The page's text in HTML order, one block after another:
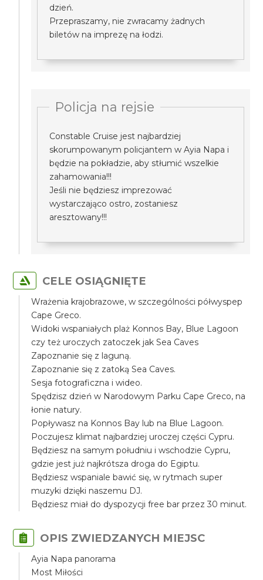
dzień.
Przepraszamy, nie zwracamy żadnych
biletów na imprezę na łodzi.
Policja na rejsie
Constable Cruise jest najbardziej
skorumpowanym policjantem w Ayia Napa i
będzie na pokładzie, aby stłumić wszelkie
zahamowania!!!
Jeśli nie będziesz imprezować
wystarczająco ostro, zostaniesz
aresztowany!!!
CELE OSIĄGNIĘTE
Wrażenia krajobrazowe, w szczególności półwyspep
Cape Greco.
Widoki wspaniałych plaż Konnos Bay, Blue Lagoon
czy też uroczych zatoczek jak Sea Caves
Zapoznanie się z laguną.
Zapoznanie się z zatoką Sea Caves.
Sesja fotograficzna i wideo.
Spędzisz dzień w Narodowym Parku Cape Greco, na
łonie natury.
Popływasz na Konnos Bay lub na Blue Lagoon.
Poczujesz klimat najbardziej uroczej części Cypru.
Będziesz na samym południu i wschodzie Cypru,
gdzie jest już najkrótsza droga do Egiptu.
Będziesz wspaniale bawić się, w rytmach super
muzyki dzięki naszemu DJ.
Będziesz miał do dyspozycji free bar przez 30 minut.
OPIS ZWIEDZANYCH MIEJSC
Ayia Napa panorama
Most Miłości